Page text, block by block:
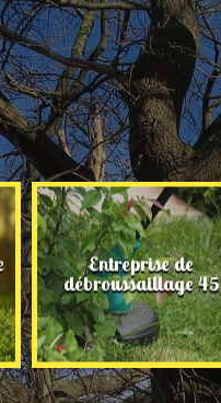
Entreprise de
débroussaillage 45